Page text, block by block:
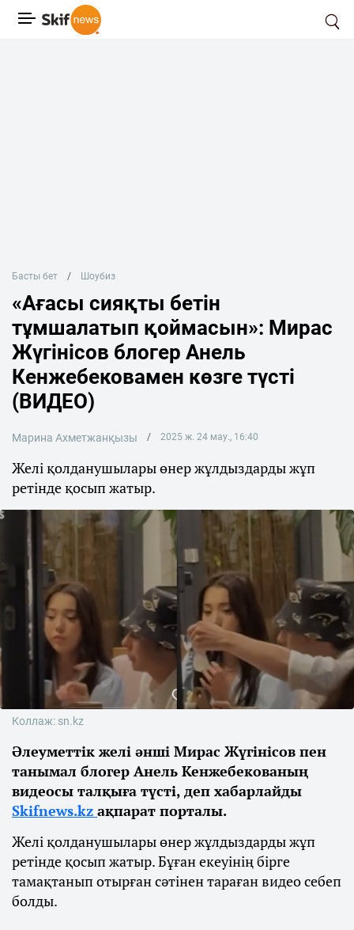
Басты бет Шоубиз
«Ағасы сияқты бетін
тұмшалатып қоймасын»: Мирас
Жүгінісов блогер Анель
Кенжебековамен көзге түсті
(ВИДЕО)
Марина Ахметжанқызы 2025 ж. 24 мау., 16:40
Желі қолданушылары өнер жұлдыздарды жұп
ретінде қосып жатыр.
Коллаж: sn.kz
Әлеуметтік желі әнші Мирас Жүгінісов пен
танымал блогер Анель Кенжебекованың
видеосы талқыға түсті, деп хабарлайды
Skifnews.kz ақпарат порталы.
Желі қолданушылары өнер жұлдыздарды жұп
ретінде қосып жатыр. Бұған екеуінің бірге
тамақтанып отырған сәтінен тараған видео себеп
болды.